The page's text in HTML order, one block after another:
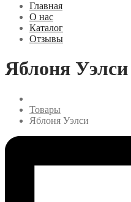
Главная
О нас
Каталог
Отзывы
Яблоня Уэлси
Товары
Яблоня Уэлси